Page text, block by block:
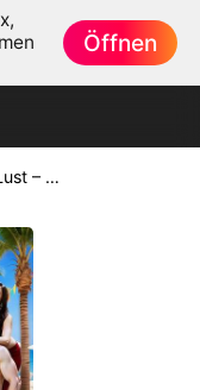
Öffnen
Im Bann der Lust – Wer wird brennen?